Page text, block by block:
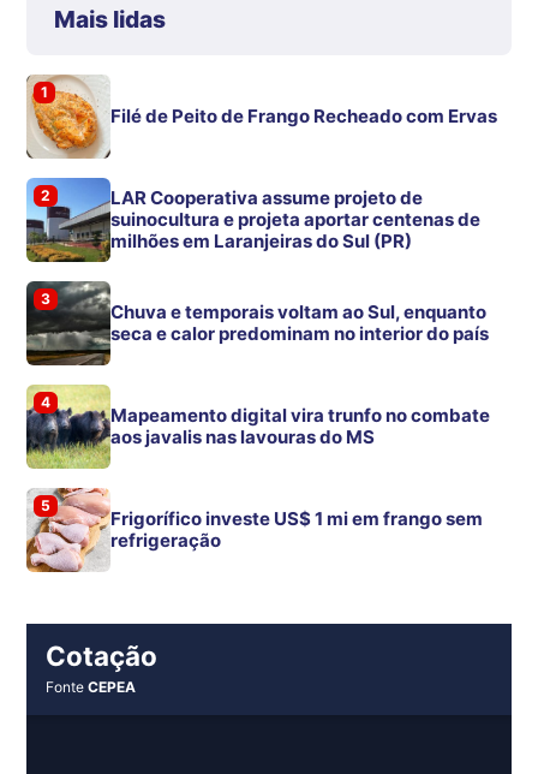
Mais lidas
1
Filé de Peito de Frango Recheado com Ervas
2
LAR Cooperativa assume projeto de
suinocultura e projeta aportar centenas de
milhões em Laranjeiras do Sul (PR)
3
Chuva e temporais voltam ao Sul, enquanto
seca e calor predominam no interior do país
4
Mapeamento digital vira trunfo no combate
aos javalis nas lavouras do MS
5
Frigorífico investe US$ 1 mi em frango sem
refrigeração
Cotação
FonteCEPEA